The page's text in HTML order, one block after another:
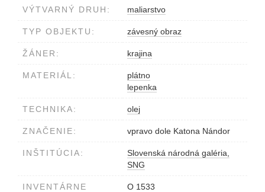
VÝTVARNÝ DRUH: maliarstvo
TYP OBJEKTU: závesný obraz
ŽÁNER: krajina
MATERIÁL:
plátno
lepenka
TECHNIKA: olej
ZNAČENIE: vpravo dole Katona Nándor
INŠTITÚCIA:
Slovenská národná galéria,
SNG
INVENTÁRNE
O 1533